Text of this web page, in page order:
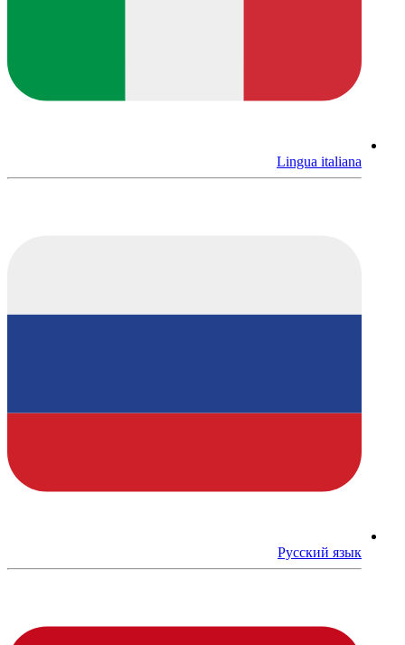
Lingua italiana
Русский язык